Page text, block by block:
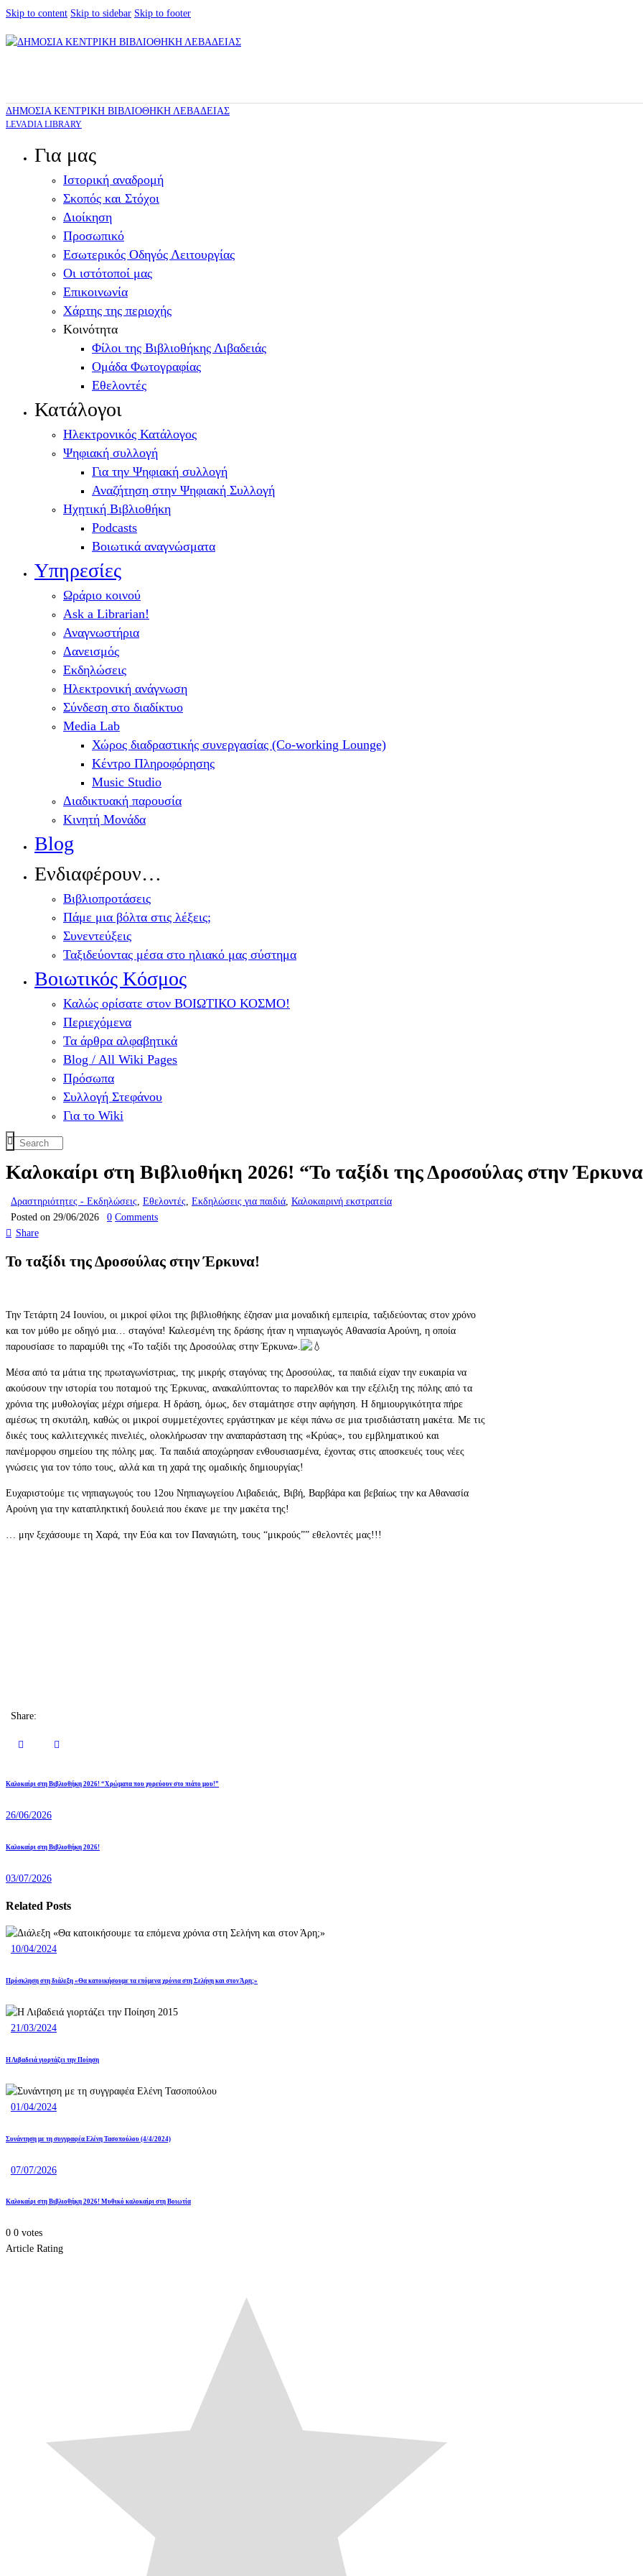
Skip to content Skip to sidebar Skip to footer
ΔΗΜΟΣΙΑ ΚΕΝΤΡΙΚΗ ΒΙΒΛΙΟΘΗΚΗ ΛΕΒΑΔΕΙΑΣ
LEVADIA LIBRARY
Για μας
Ιστορική αναδρομή
Σκοπός και Στόχοι
Διοίκηση
Προσωπικό
Εσωτερικός Οδηγός Λειτουργίας
Οι ιστότοποί μας
Επικοινωνία
Χάρτης της περιοχής
Κοινότητα
Φίλοι της Βιβλιοθήκης Λιβαδειάς
Ομάδα Φωτογραφίας
Εθελοντές
Κατάλογοι
Ηλεκτρονικός Κατάλογος
Ψηφιακή συλλογή
Για την Ψηφιακή συλλογή
Αναζήτηση στην Ψηφιακή Συλλογή
Ηχητική Βιβλιοθήκη
Podcasts
Βοιωτικά αναγνώσματα
Υπηρεσίες
Ωράριο κοινού
Ask a Librarian!
Αναγνωστήρια
Δανεισμός
Εκδηλώσεις
Ηλεκτρονική ανάγνωση
Σύνδεση στο διαδίκτυο
Media Lab
Χώρος διαδραστικής συνεργασίας (Co-working Lounge)
Κέντρο Πληροφόρησης
Music Studio
Διαδικτυακή παρουσία
Κινητή Μονάδα
Blog
Ενδιαφέρουν…
Βιβλιοπροτάσεις
Πάμε μια βόλτα στις λέξεις;
Συνεντεύξεις
Ταξιδεύοντας μέσα στο ηλιακό μας σύστημα
Βοιωτικός Κόσμος
Καλώς ορίσατε στον ΒΟΙΩΤΙΚΟ ΚΟΣΜΟ!
Περιεχόμενα
Τα άρθρα αλφαβητικά
Blog / All Wiki Pages
Πρόσωπα
Συλλογή Στεφάνου
Για το Wiki
Καλοκαίρι στη Βιβλιοθήκη 2026! “Το ταξίδι της Δροσούλας στην
Δραστηριότητες - Εκδηλώσεις Εθελοντές Εκδηλώσεις για παιδιά Καλοκαιρινή εκστρατεία
Posted on 29/06/2026
0 Comments
Share
Το ταξίδι της Δροσούλας στην Έρκυνα!
Την Τετάρτη 24 Ιουνίου, οι μικροί φίλοι της βιβλιοθήκης έζησαν μια μοναδική εμπειρία, ταξιδεύοντας στον χρόνο
και τον μύθο με οδηγό μια… σταγόνα! Καλεσμένη της δράσης ήταν η νηπιαγωγός Αθανασία Αρούνη, η οποία
παρουσίασε το παραμύθι της «Το ταξίδι της Δροσούλας στην Έρκυνα».
Μέσα από τα μάτια της πρωταγωνίστριας, της μικρής σταγόνας της Δροσούλας, τα παιδιά είχαν την ευκαιρία να
ακούσουν την ιστορία του ποταμού της Έρκυνας, ανακαλύπτοντας το παρελθόν και την εξέλιξη της πόλης από τα
χρόνια της μυθολογίας μέχρι σήμερα. Η δράση, όμως, δεν σταμάτησε στην αφήγηση. Η δημιουργικότητα πήρε
αμέσως τη σκυτάλη, καθώς οι μικροί συμμετέχοντες εργάστηκαν με κέφι πάνω σε μια τρισδιάστατη μακέτα. Με τις
δικές τους καλλιτεχνικές πινελιές, ολοκλήρωσαν την αναπαράσταση της «Κρύας», του εμβληματικού και
πανέμορφου σημείου της πόλης μας. Τα παιδιά αποχώρησαν ενθουσιασμένα, έχοντας στις αποσκευές τους νέες
γνώσεις για τον τόπο τους, αλλά και τη χαρά της ομαδικής δημιουργίας!
Ευχαριστούμε τις νηπιαγωγούς του 12ου Νηπιαγωγείου Λιβαδειάς, Βιβή, Βαρβάρα και βεβαίως την κα Αθανασία
Αρούνη για την καταπληκτική δουλειά που έκανε με την μακέτα της!
… μην ξεχάσουμε τη Χαρά, την Εύα και τον Παναγιώτη, τους “μικρούς”” εθελοντές μας!!!
Share:
Πλοήγηση
Previous
Καλοκαίρι στη Βιβλιοθήκη 2026! “Χρώματα που χορεύουν στο πιάτο μου!”
26/06/2026
Next
Καλοκαίρι στη Βιβλιοθήκη 2026!
03/07/2026
Related Posts
10/04/2024
Πρόσκληση στη διάλεξη «Θα κατοικήσουμε τα επόμενα χρόνια στη Σελήνη και στον Άρη;»
21/03/2024
Η Λιβαδειά γιορτάζει την Ποίηση
01/04/2024
Συνάντηση με τη συγγραφέα Ελένη Τασοπούλου (4/4/2024)
07/07/2026
Καλοκαίρι στη Βιβλιοθήκη 2026! Μυθικό καλοκαίρι στη Βοιωτία
0 0 votes
Article Rating